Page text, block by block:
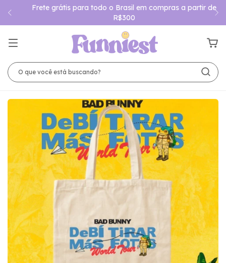
Frete grátis para todo o Brasil em compras a partir de
R$300